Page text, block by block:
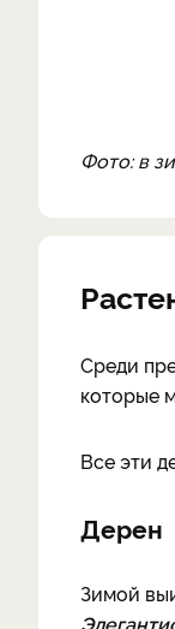
Фото: в
Среди
которые
Все эти
Дерен
Зимой